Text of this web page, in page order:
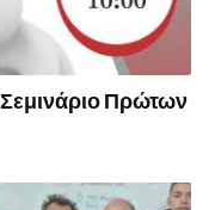
Πρώτων